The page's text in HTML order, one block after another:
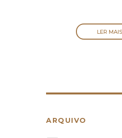
LER MAIS
ARQUIVO